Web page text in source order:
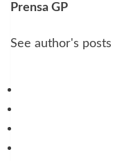
Prensa GP
See author's posts